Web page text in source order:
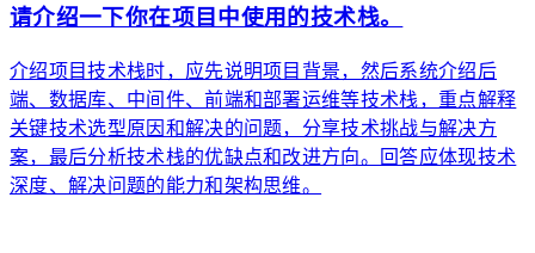
请介绍一下你在项目中使用的技术栈。
介绍项目技术栈时，应先说明项目背景，然后系统介绍后
端、数据库、中间件、前端和部署运维等技术栈，重点解释
关键技术选型原因和解决的问题，分享技术挑战与解决方
案，最后分析技术栈的优缺点和改进方向。回答应体现技术
深度、解决问题的能力和架构思维。